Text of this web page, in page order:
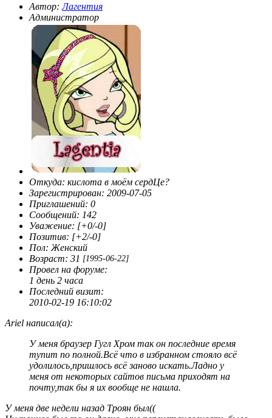
Автор:Лагентия
Администратор
Откуда: кислота в моём сердЦе?
Зарегистрирован: 2009-07-05
Приглашений: 0
Сообщений: 142
Уважение: [+0/-0]
Позитив: [+2/-0]
Пол: Женский
Возраст: 31 [1995-06-22]
Провел на форуме:
1 день 2 часа
Последний визит:
2010-02-19 16:10:02
Ariel написал(а):
У меня браузер Гугл Хром так он последние время
тупит по полной.Всё что в избранном стояло всё
удолилось,пришлось всё заново искать.Ладно у
меня от некоторых сайтов письма приходят на
почту,так бы я их вообще не нашла.
У меня две недели назад Троян был((